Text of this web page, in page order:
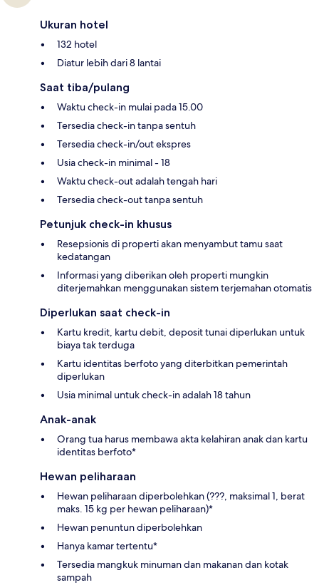
Ukuran hotel
132 hotel
Diatur lebih dari 8 lantai
Saat tiba/pulang
Waktu check-in mulai pada 15.00
Tersedia check-in tanpa sentuh
Tersedia check-in/out ekspres
Usia check-in minimal - 18
Waktu check-out adalah tengah hari
Tersedia check-out tanpa sentuh
Petunjuk check-in khusus
Resepsionis di properti akan menyambut tamu saat
kedatangan
Informasi yang diberikan oleh properti mungkin
diterjemahkan menggunakan sistem terjemahan otomatis
Diperlukan saat check-in
Kartu kredit, kartu debit, deposit tunai diperlukan untuk
biaya tak terduga
Kartu identitas berfoto yang diterbitkan pemerintah
diperlukan
Usia minimal untuk check-in adalah 18 tahun
Anak-anak
Orang tua harus membawa akta kelahiran anak dan kartu
identitas berfoto*
Hewan peliharaan
Hewan peliharaan diperbolehkan (???, maksimal 1, berat
maks. 15 kg per hewan peliharaan)*
Hewan penuntun diperbolehkan
Hanya kamar tertentu*
Tersedia mangkuk minuman dan makanan dan kotak
sampah